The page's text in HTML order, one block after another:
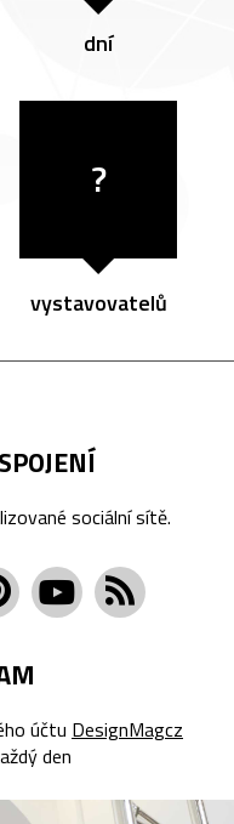
dní
?
vystavovatelů
sociální sítě.
účtu DesignMagcz
den